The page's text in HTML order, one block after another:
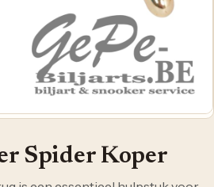
Spider Koper